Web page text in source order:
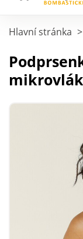
Hlavní stránka >